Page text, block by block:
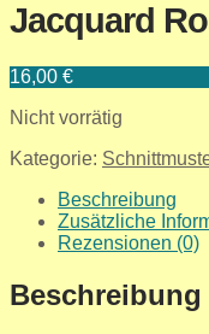
Jacquard
16,00 €
Nicht vorrätig
Kategorie:
Beschreibung
Zusätzliche
Rezensionen (0)
Beschreibung